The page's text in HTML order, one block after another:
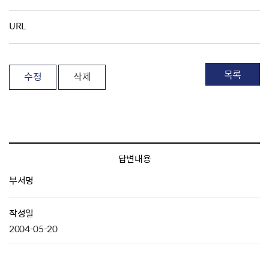
URL
수정 삭제 목록
답변내용
부서명
작성일
2004-05-20